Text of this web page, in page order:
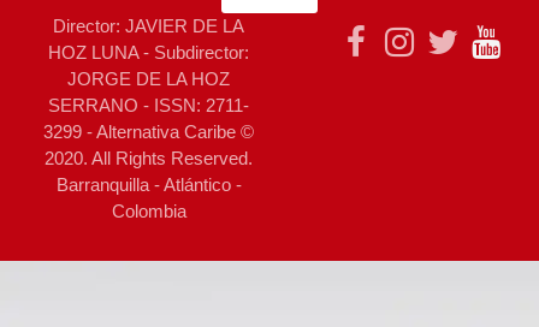
Director: JAVIER DE LA
HOZ LUNA - Subdirector:
JORGE DE LA HOZ
SERRANO - ISSN: 2711-
3299 - Alternativa Caribe ©
2020. All Rights Reserved.
Barranquilla - Atlántico -
Colombia